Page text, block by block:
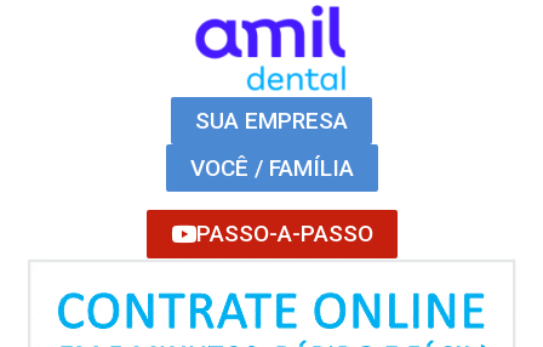
SUA EMPRESA
VOCÊ / FAMÍLIA
PASSO-A-PASSO